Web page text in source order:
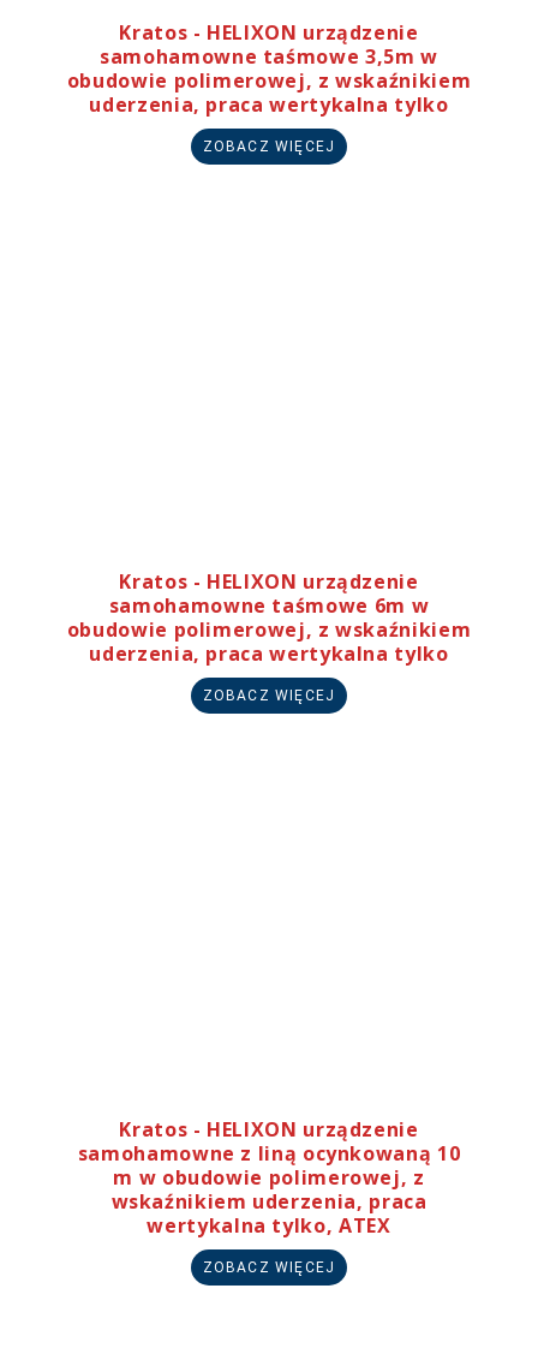
Kratos - HELIXON urządzenie
samohamowne taśmowe 3,5m w
obudowie polimerowej, z wskaźnikiem
uderzenia, praca wertykalna tylko
ZOBACZ WIĘCEJ
Kratos - HELIXON urządzenie
samohamowne taśmowe 6m w
obudowie polimerowej, z wskaźnikiem
uderzenia, praca wertykalna tylko
ZOBACZ WIĘCEJ
Kratos - HELIXON urządzenie
samohamowne z liną ocynkowaną 10
m w obudowie polimerowej, z
wskaźnikiem uderzenia, praca
wertykalna tylko, ATEX
ZOBACZ WIĘCEJ